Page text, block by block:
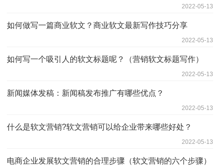
2022-05-13
如何做写一篇商业软文？商业软文最新写作技巧分享
2022-05-13
如何写一个吸引人的软文标题呢？（营销软文标题写作）
2022-05-13
新闻媒体发稿：新闻稿发布推广有哪些优点？
2022-05-13
什么是软文营销?软文营销可以给企业带来哪些好处？
2022-05-13
电商企业发展软文营销的合理步骤（软文营销的六个步骤）